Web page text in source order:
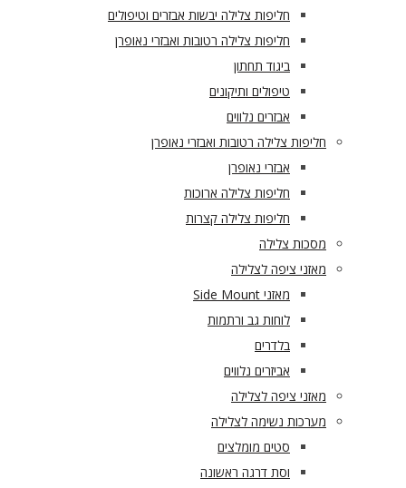
חליפות צלילה יבשות אבזרים וטיפולים
חליפות צלילה רטובות ואבזרי נאופרן
ביגוד תחתון
טיפולים ותיקונים
אבזרים נלווים
חליפות צלילה רטובות ואבזרי נאופרן
אבזרי נאופרן
חליפות צלילה ארוכות
חליפות צלילה קצרות
מסכות צלילה
מאזני ציפה לצלילה
מאזני Side Mount
לוחות גב ורתמות
בלדרים
אביזרים נלווים
מאזני ציפה לצלילה
מערכות נשימה לצלילה
סטים מומלצים
וסת דרגה ראשונה